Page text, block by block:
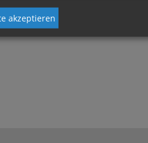
akzeptieren